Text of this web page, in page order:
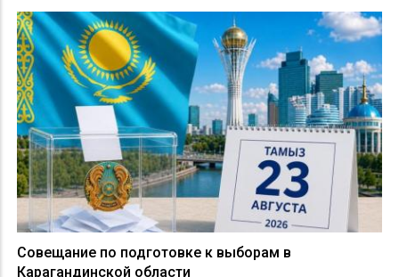
Совещание по подготовке к выборам в
Карагандинской области